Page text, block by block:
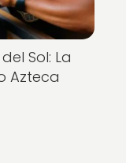
Sol: La
Azteca